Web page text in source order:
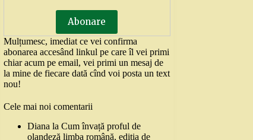
Mulțumesc, imediat ce vei confirma
abonarea accesând linkul pe care îl vei primi
chiar acum pe email, vei primi un mesaj de
la mine de fiecare dată cînd voi posta un text
nou!
Cele mai noi comentarii
Diana laCum învață proful de
olandeză limba română, ediția de